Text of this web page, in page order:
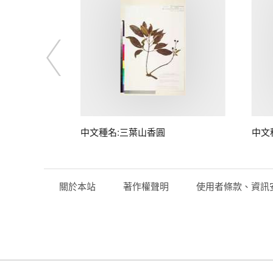
中文種名:三葉山香圓 中文
關於本站 著作權聲明 使用者條款、資